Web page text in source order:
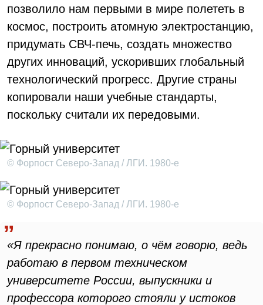
позволило нам первыми в мире полететь в
космос, построить атомную электростанцию,
придумать СВЧ-печь, создать множество
других инноваций, ускоривших глобальный
технологический прогресс. Другие страны
копировали наши учебные стандарты,
поскольку считали их передовыми.
© Форпост Северо-Запад / ЛГИ. 1980-е
© Форпост Северо-Запад / ЛГИ. 1980-е
«Я прекрасно понимаю, о чём говорю, ведь
работаю в первом техническом
университете России, выпускники и
профессора которого стояли у истоков